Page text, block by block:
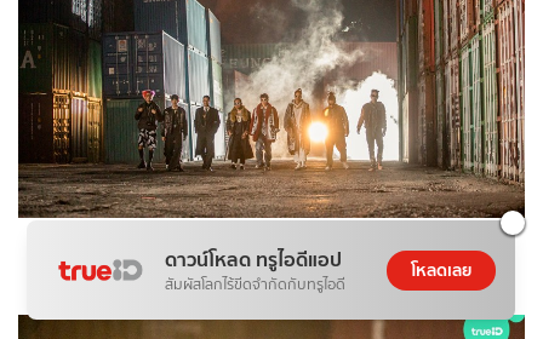
ภาพเบื้องหลังการถ่ายทำ MV เพลง
CHANGE
ดาวน์โหลด ทรูไอดีแอป
สัมผัสโลกไร้ขีดจำกัดกับทรูไอดี
โหลดเลย